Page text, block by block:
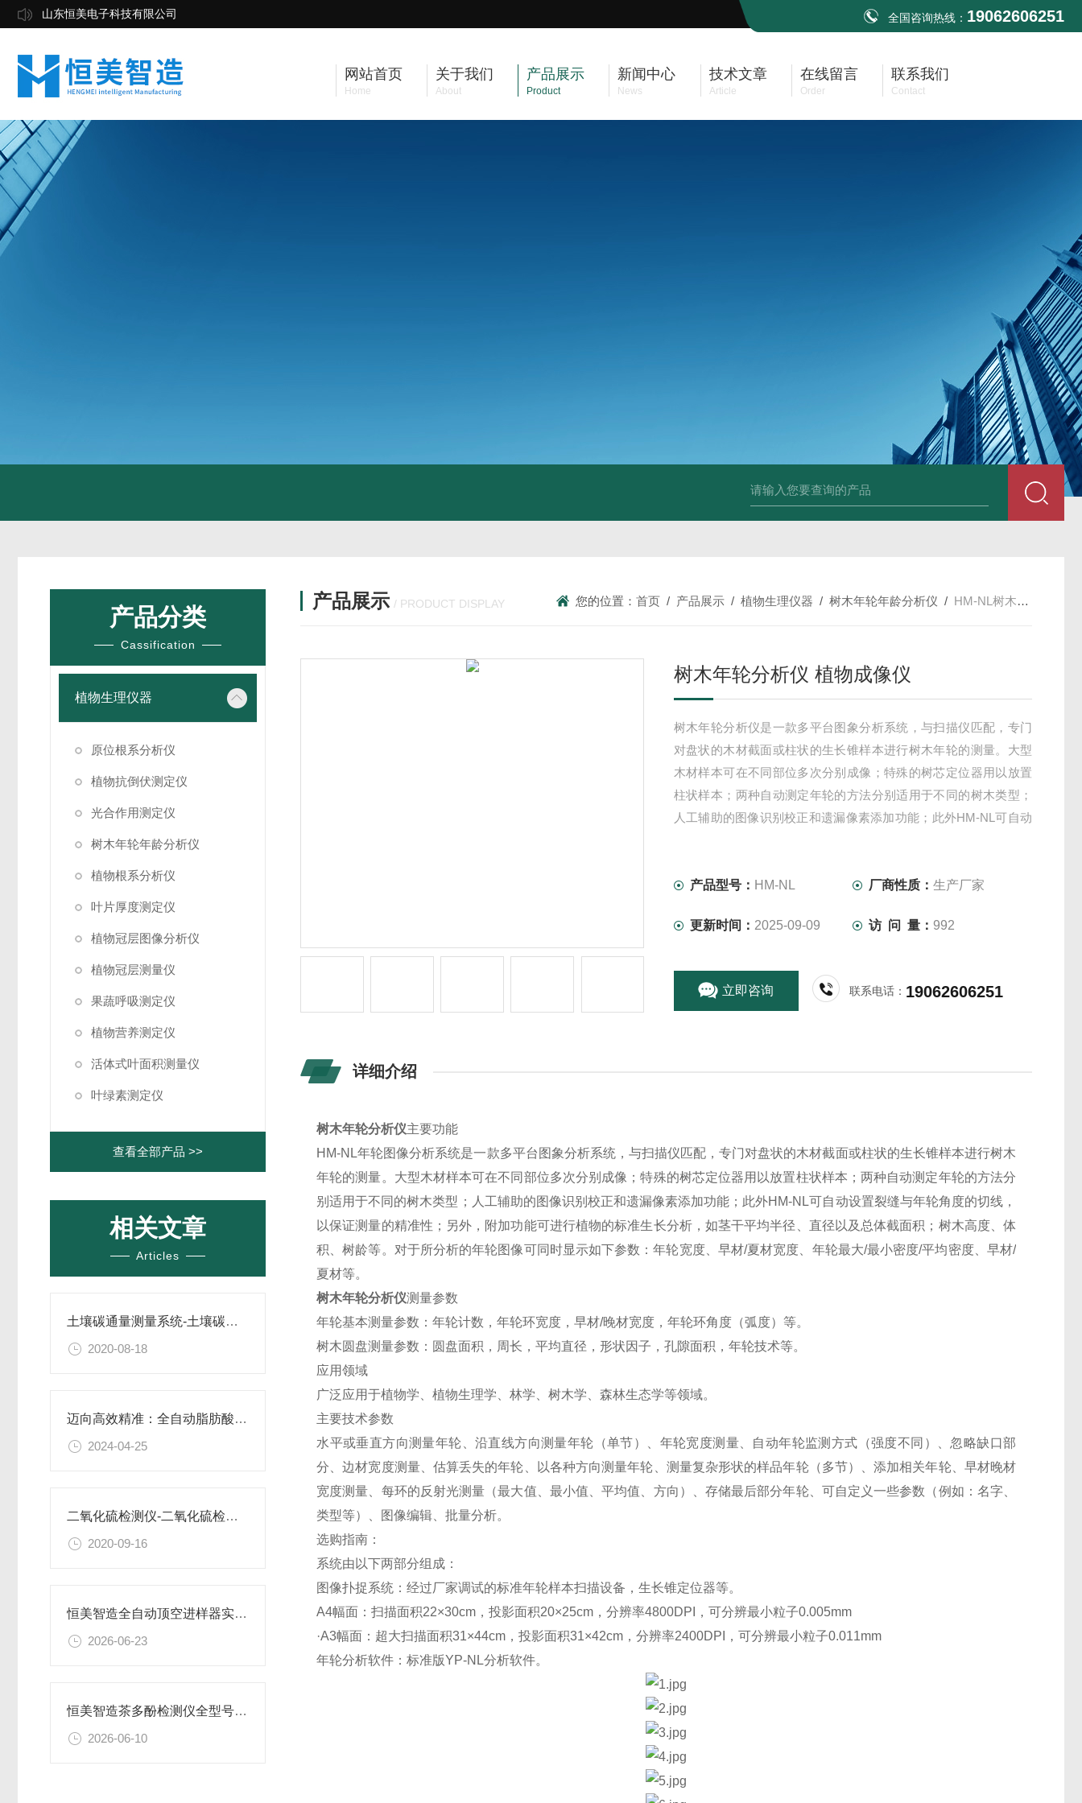
山东恒美电子科技有限公司 全国咨询热线： 19062606251
网站首页
Home
关于我们
About
产品展示
Product
新闻中心
News
技术文章
Article
在线留言
Order
联系我们
Contact
产品分类
Cassification
植物生理仪器
原位根系分析仪
植物抗倒伏测定仪
光合作用测定仪
树木年轮年龄分析仪
植物根系分析仪
叶片厚度测定仪
植物冠层图像分析仪
植物冠层测量仪
果蔬呼吸测定仪
植物营养测定仪
活体式叶面积测量仪
叶绿素测定仪
查看全部产品 >>
相关文章
Articles
土壤碳通量测量系统-土壤碳通量测量系统-土壤碳通量测量系统
2020-08-18
迈向高效精准：全自动脂肪酸值测定仪的创新之路
2024-04-25
二氧化硫检测仪-二氧化硫检测仪
2020-09-16
恒美智造全自动顶空进样器实测对比，自动化模块架构优劣全面拆解
2026-06-23
恒美智造茶多酚检测仪全型号对比：结合使用场景给出专业选购建议
2026-06-10
产品展示 / PRODUCT DISPLAY 您的位置：首页 / 产品展示 /植物生理仪器 /树木年轮年龄分析仪 / HM-NL树木年轮分析仪 植物成像仪
树木年轮分析仪 植物成像仪
树木年轮分析仪是一款多平台图象分析系统，与扫描仪匹配，专门
对盘状的木材截面或柱状的生长锥样本进行树木年轮的测量。大型
木材样本可在不同部位多次分别成像；特殊的树芯定位器用以放置
柱状样本；两种自动测定年轮的方法分别适用于不同的树木类型；
人工辅助的图像识别校正和遗漏像素添加功能；此外HM-NL可自动
产品型号： HM-NL 厂商性质：生产厂家
更新时间： 2025-09-09 访 问 量： 992
立即咨询 联系电话： 19062606251
详细介绍
树木年轮分析仪主要功能
HM-NL年轮图像分析系统是一款多平台图象分析系统，与扫描仪匹配，专门对盘状的木材截面或柱状的生长锥样本进行树木
年轮的测量。大型木材样本可在不同部位多次分别成像；特殊的树芯定位器用以放置柱状样本；两种自动测定年轮的方法分
别适用于不同的树木类型；人工辅助的图像识别校正和遗漏像素添加功能；此外HM-NL可自动设置裂缝与年轮角度的切线，
以保证测量的精准性；另外，附加功能可进行植物的标准生长分析，如茎干平均半径、直径以及总体截面积；树木高度、体
积、树龄等。对于所分析的年轮图像可同时显示如下参数：年轮宽度、早材/夏材宽度、年轮最大/最小密度/平均密度、早材/
夏材等。
树木年轮分析仪测量参数
年轮基本测量参数：年轮计数，年轮环宽度，早材/晚材宽度，年轮环角度（弧度）等。
树木圆盘测量参数：圆盘面积，周长，平均直径，形状因子，孔隙面积，年轮技术等。
应用领域
广泛应用于植物学、植物生理学、林学、树木学、森林生态学等领域。
主要技术参数
水平或垂直方向测量年轮、沿直线方向测量年轮（单节）、年轮宽度测量、自动年轮监测方式（强度不同）、忽略缺口部
分、边材宽度测量、估算丢失的年轮、以各种方向测量年轮、测量复杂形状的样品年轮（多节）、添加相关年轮、早材晚材
宽度测量、每环的反射光测量（最大值、最小值、平均值、方向）、存储最后部分年轮、可自定义一些参数（例如：名字、
类型等）、图像编辑、批量分析。
选购指南：
系统由以下两部分组成：
图像扑捉系统：经过厂家调试的标准年轮样本扫描设备，生长锥定位器等。
A4幅面：扫描面积22×30cm，投影面积20×25cm，分辨率4800DPI，可分辨最小粒子0.005mm
·A3幅面：超大扫描面积31×44cm，投影面积31×42cm，分辨率2400DPI，可分辨最小粒子0.011mm
年轮分析软件：标准版YP-NL分析软件。